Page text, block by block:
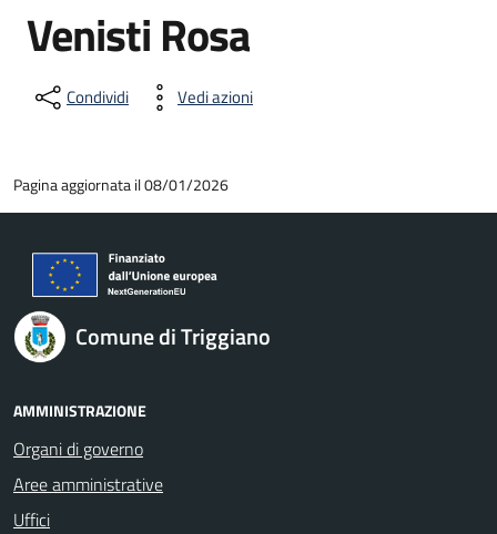
Venisti Rosa
Condividi Vedi azioni
Pagina aggiornata il 08/01/2026
Comune di Triggiano
AMMINISTRAZIONE
Organi di governo
Aree amministrative
Uffici